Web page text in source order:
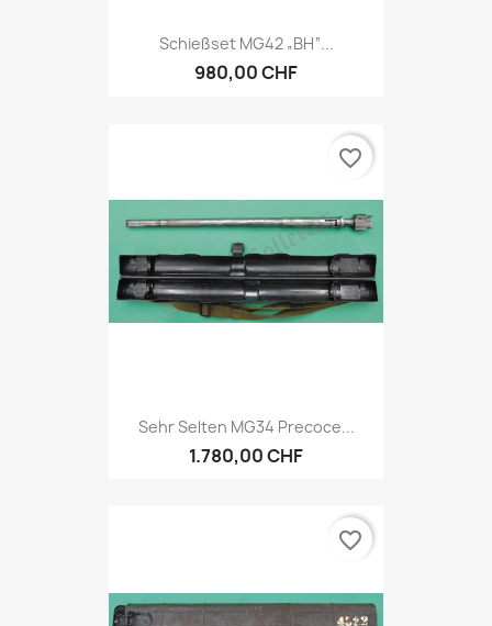
Schießset MG42 „BH“...
980,00 CHF
Sehr Selten MG34 Precoce...
1.780,00 CHF
favorite_border
favorite_border